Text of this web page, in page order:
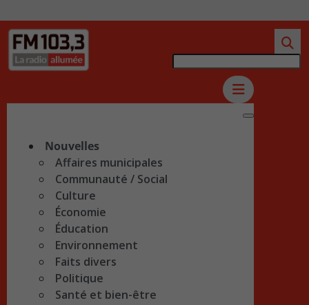
Nouvelles
Affaires municipales
Communauté / Social
Culture
Économie
Éducation
Environnement
Faits divers
Politique
Santé et bien-être